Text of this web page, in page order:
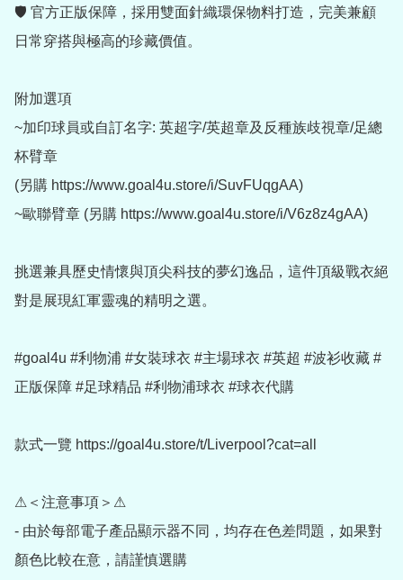
🛡️ 官方正版保障，採用雙面針織環保物料打造，完美兼顧
日常穿搭與極高的珍藏價值。
附加選項
~加印球員或自訂名字: 英超字/英超章及反種族歧視章/足總
杯臂章
(另購 https://www.goal4u.store/i/SuvFUqgAA)
~歐聯臂章 (另購 https://www.goal4u.store/i/V6z8z4gAA)
挑選兼具歷史情懷與頂尖科技的夢幻逸品，這件頂級戰衣絕
對是展現紅軍靈魂的精明之選。
#goal4u #利物浦 #女裝球衣 #主場球衣 #英超 #波衫收藏 #
正版保障 #足球精品 #利物浦球衣 #球衣代購
款式一覽 https://goal4u.store/t/Liverpool?cat=all
⚠＜注意事項＞⚠
- 由於每部電子產品顯示器不同，均存在色差問題，如果對
顏色比較在意，請謹慎選購